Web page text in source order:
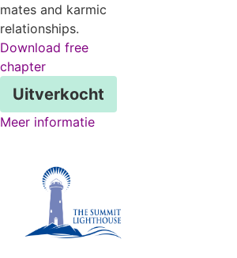
mates and karmic
relationships.
Download free
chapter
Uitverkocht
Meer informatie